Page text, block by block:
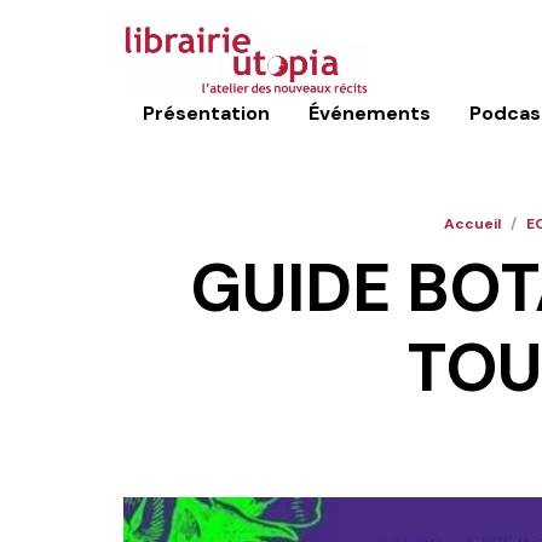
Présentation Événements
Accueil /
GUIDE